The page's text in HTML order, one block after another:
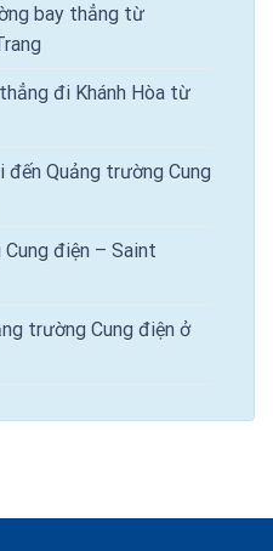
bay thẳng từ
đi Khánh Hòa từ
đến Quảng trường Cung
điện – Saint
trường Cung điện ở